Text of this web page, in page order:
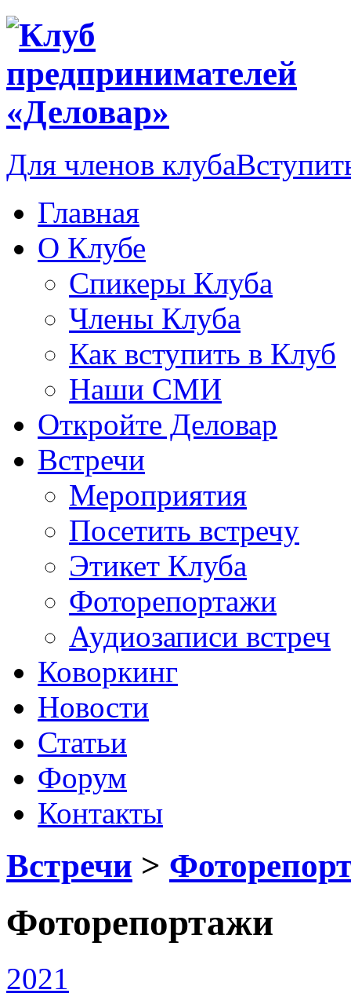
Для членов клуба
Главная
О Клубе
Спикеры Клуба
Члены Клуба
Как вступить в Клуб
Наши СМИ
Откройте Деловар
Встречи
Мероприятия
Посетить встречу
Этикет Клуба
Фоторепортажи
Аудиозаписи встреч
Коворкинг
Новости
Статьи
Форум
Контакты
Встречи >
Фоторепортажи
2021